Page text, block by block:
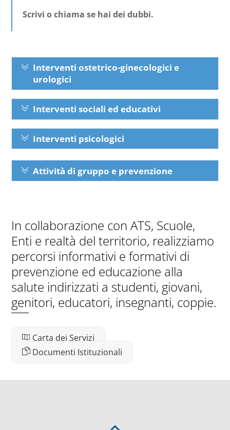
Scrivi o chiama se hai dei dubbi.
Interventi ostetrico-ginecologici e
urologici
Interventi sociali ed educativi
Interventi psicologici
Attività di gruppo e prevenzione
In collaborazione con ATS, Scuole,
Enti e realtà del territorio, realizziamo
percorsi informativi e formativi di
prevenzione ed educazione alla
salute indirizzati a studenti, giovani,
genitori, educatori, insegnanti, coppie.
Carta dei Servizi
Documenti Istituzionali